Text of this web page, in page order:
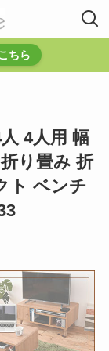
ちら
4人用 幅
り畳み 折
ト ベンチ